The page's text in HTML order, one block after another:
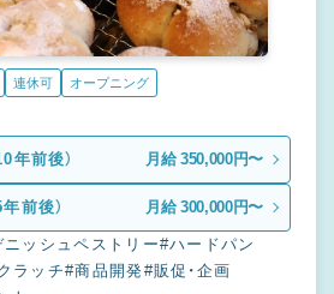
連休可 オープニング
年前後） 月給 350,000円〜
前後） 月給 300,000円〜
ニッシュペストリー#ハードパン
ラッチ#商品開発#販促・企画